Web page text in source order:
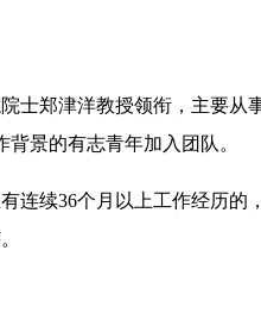
士郑津洋教授领衔，主要从
景的有志青年加入团队。
连续36个月以上工作经历的